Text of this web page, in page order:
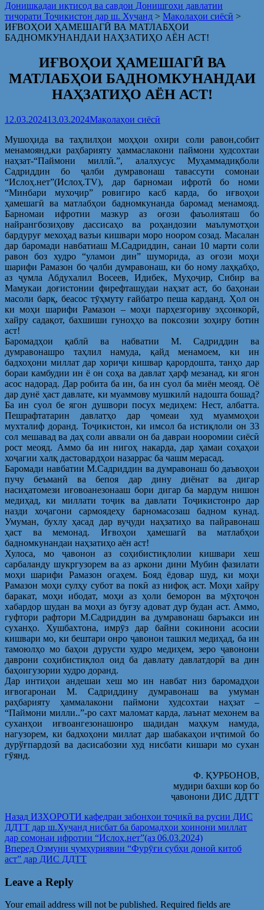
Донишкадаи иқтисод ва савдои Донишгоҳи давлатии
тиҷорати Тоҷикистон дар ш. Хуҷанд > Мақолаҳои сиёсӣ >
ИҒВОҲОИ ҲАМЕШАГӢ ВА МАТЛАБҲОИ
БАДНОМКУНАНДАИ НАҲЗАТИҲО АЁН АСТ!
ИҒВОҲОИ ҲАМЕШАГӢ ВА
МАТЛАБҲОИ БАДНОМКУНАНДАИ
НАҲЗАТИҲО АЁН АСТ!
12.03.202413.03.2024Мақолаҳои сиёсӣ
Мушоҳида ва таҳлилҳои моҳҳои охири соли равон,собит
менамоянд,ки раҳбарияту ҳаммаслакони паймони худсохтаи
наҳзат-“Паймони миллӣ.”, алалхусус Муҳаммадиқболи
Садриддин бо ҷалби думравонаш тавассути сомонаи
“Ислоҳ.нет”(Ислоҳ.ТV), дар барномаи ифротӣ бо номи
“Минбари мухоҷир” ровигиро касб карда, бо иғвоҳои
ҳамешагӣ ва матлабҳои бадномкунанда баромад менамояд.
Барномаи ифротии мазкур аз оғози фаъолияташ бо
найрангбозиҳову дассисаҳо ва роҳандозии маълумотҳои
бардуруғ мехоҳад вазъи кишвари моро ноором созад. Масалан
дар баромади навбатиаш М.Садриддин, санаи 10 марти соли
равон боз худро “уламои дин” шуморида, аз оғози моҳи
шарифи Рамазон бо ҷалби думравонаш, ки бо ному лаҳқабҳо,
аз ҷумла Абдухалил Восеев, Идибек, Муҳоҷир, Сибир ва
Мамукаи доғистонии фирефташудаи наҳзат аст, бо баҳонаи
масоли барқ, беасос тӯҳмуту ғайбатро пеша карданд. Ҳол он
ки моҳи шарифи Рамазон – моҳи парҳезгориву эҳсонкорӣ,
хайру садақот, бахшиши гуноҳҳо ва поксозии зоҳиру ботин
аст!
Баромадҳои қаблӣ ва набватии М. Садриддин ва
думравонашро таҳлил намуда, қайд менамоем, ки ин
бадхоҳони миллат дар хориҷи кишвар қарордошта, танҳо дар
бораи камбудии ин ё он соҳа ва давлат ҳарф мезанад, ки ягон
асос надорад. Дар робита ба ин, ба ин суол ба миён меояд. Оё
дар дунё ҳаст давлате, ки муаммову мушкилӣ надошта бошад?
Ба ин суол бе ягон душвори посух медиҳем: Нест, албатта.
Пешрафтатарин давлатҳо дар ҷомеаи худ муаммоҳои
мухталиф доранд. Тоҷикистон, ки имсол ба истиқлоли он 33
сол мешавад ва даҳ соли аввали он ба давраи нооромии сиёсӣ
рост меояд. Аммо ба ин нигоҳ накарда, дар ҳамаи соҳаҳои
хоҷагии халқ дастовардҳои назаррас ба чашм мерасад.
Баромади навбатии М.Садриддин ва думравонаш бо даъвоҳои
пучу беъманӣ ва бепоя дар дину диёнат ва дигар
насиҳатомези иғовоанезонааш бори дигар ба мардум нишон
медиҳад, ки миллати тоҷик ва давлати Тоҷикистонро дар
назди хоҷагони сармоядеҳу барномасозаш бадном кунад.
Умуман, бухлу ҳасад дар вуҷуди наҳзатиҳо ва пайравонаш
ҳаст ва мемонад. Иғвоҳои ҳамешагӣ ва матлабҳои
бадномкунандаи наҳзатиҳо аён аст!
Хулоса, мо ҷавонон аз соҳибистиқлолии кишвари хеш
сарбаланду шукргузорем ва аз аркони дини Мубин фазилати
моҳи шарифи Рамазон огаҳем. Бояд ёдовар шуд, ки моҳи
Рамазон моҳи сулҳу субот ва покӣ аз нифоқ аст. Моҳи хайру
баракат, моҳи ибодат, моҳи аз ҳоли беморон ва мӯҳтоҷон
хабардор шудан ва моҳи аз буғзу адоват дур будан аст. Аммо,
гуфтори рафтори М.Садриддин ва думравонаш баръакси ин
суханҳо. Хушбахтона, имрӯз дар байни сокинони асосии
кишвари мо, ки бештари онро ҷавонон ташкил медиҳад, ба ин
тамоюлҳо мо баҳои дурусти худро медиҳем, зеро ҷавонони
даврони соҳибистиқлол оид ба давлату давлатдорӣ ва дин
баҳоигузории худро доранд.
Дар интиҳои андешаи хеш мо ин навбат низ баромадҳои
иғвогаронаи М. Садриддину думравонаш ва умуман
раҳбарияту ҳаммалакони паймони худсохтаи наҳзат –
“Паймони милли..”-ро сахт маломат карда, лаънат мехонем ва
суханҳои иғвоангезонашонро шадидан маҳкум намуда,
нагузорем, ки бадхоҳони миллат дар шабакаҳои иҷтимоӣ бо
дурўғпардозӣ ва дасисабозии худ нисбати кишари мо сухан
гӯянд.
Ф. ҚУРБОНОВ,
мудири бахши кор бо
ҷавонони ДИС ДДТТ
Post
navigation
Назад Предыдущая
запись:
ИЗҲОРОТИ кафедраи забонҳои тоҷикӣ ва русии ДИС
ДДТТ дар ш.Хуҷанд нисбат ба баромадҳои хоинони миллат
дар сомонаи ифротии “Ислоҳ.нет”(аз 06.03.2024)
Вперед Следующая
запись:
Озмуни ҷумҳуриявии “Фурӯғи субҳи доноӣ китоб
аст” дар ДИС ДДТТ
Leave a Reply
Your email address will not be published. Required fields are